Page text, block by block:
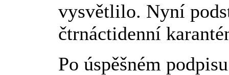
vysvětlilo. Nyní
čtrnáctidenní
Po úspěšném